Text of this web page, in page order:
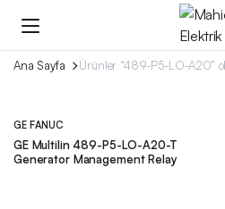
Ana Sayfa Ürünler “489-P5-LO-A20”
GE FANUC
GE Multilin 489-P5-LO-A20-T
Generator Management Relay